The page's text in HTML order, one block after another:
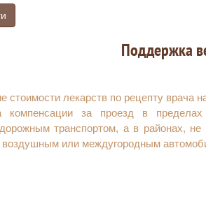
Поддержка
стоимости лекарств по рецепту врача
компенсации за проезд в
транспортом, а в районах,
или междугородным